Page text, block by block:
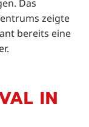
Das
zeigte
bereits eine
IN